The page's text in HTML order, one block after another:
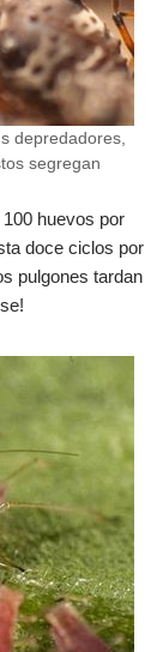
depredadores,
segregan
huevos por
doce ciclos por
pulgones tardan